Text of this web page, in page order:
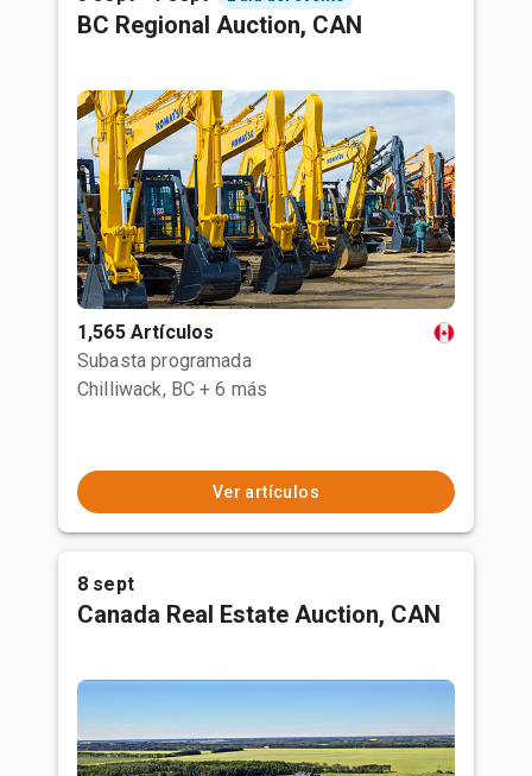
BC Regional Auction, CAN
1,565 Artículos
Subasta programada
Chilliwack, BC + 6 más
Ver artículos
8 sept
Canada Real Estate Auction, CAN